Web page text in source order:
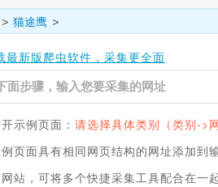
> 猫途鹰 >
最新版爬虫软件，采集更全面
示例页面： 请选择具体类别（类别->
页面具有相同网页结构的网址添加到
站，可将多个快捷采集工具配合在一